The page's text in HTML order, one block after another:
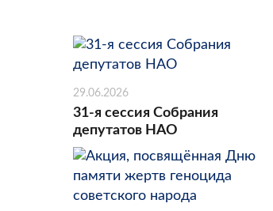
29.06.2026
31-я сессия Собрания
депутатов НАО